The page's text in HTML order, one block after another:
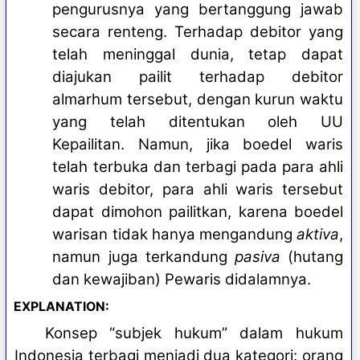
pengurusnya yang bertanggung jawab
secara renteng. Terhadap debitor yang
telah meninggal dunia, tetap dapat
diajukan pailit terhadap debitor
almarhum tersebut, dengan kurun waktu
yang telah ditentukan oleh UU
Kepailitan. Namun, jika boedel waris
telah terbuka dan terbagi pada para ahli
waris debitor, para ahli waris tersebut
dapat dimohon pailitkan, karena boedel
warisan tidak hanya mengandung aktiva,
namun juga terkandung pasiva (hutang
dan kewajiban) Pewaris didalamnya.
EXPLANATION:
Konsep “subjek hukum” dalam hukum
Indonesia terbagi menjadi dua kategori: orang